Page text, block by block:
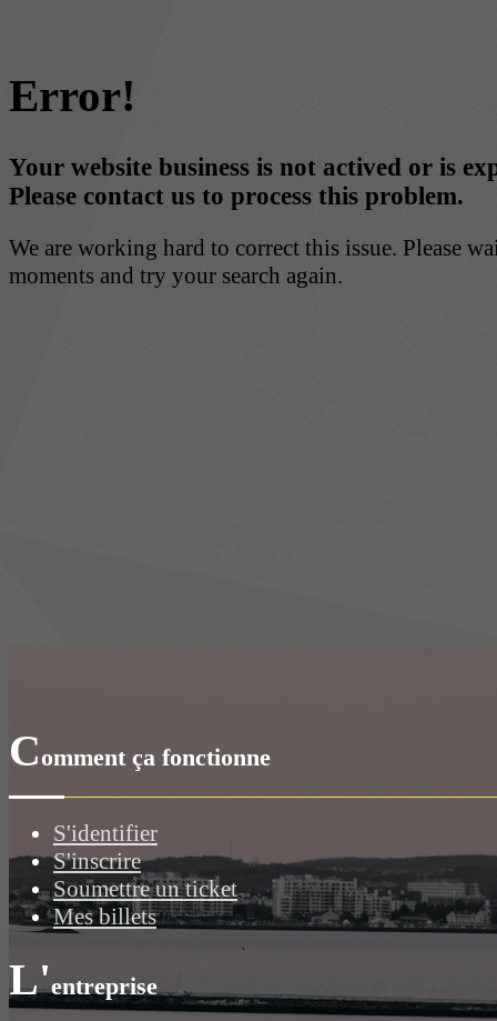
Error!
Your website business is not actived or is
Please contact us to process this problem.
We are working hard to correct this issue. Please
moments and try your search again.
Comment ça fonctionne
S'identifier
S'inscrire
Soumettre un ticket
Mes billets
L'entreprise